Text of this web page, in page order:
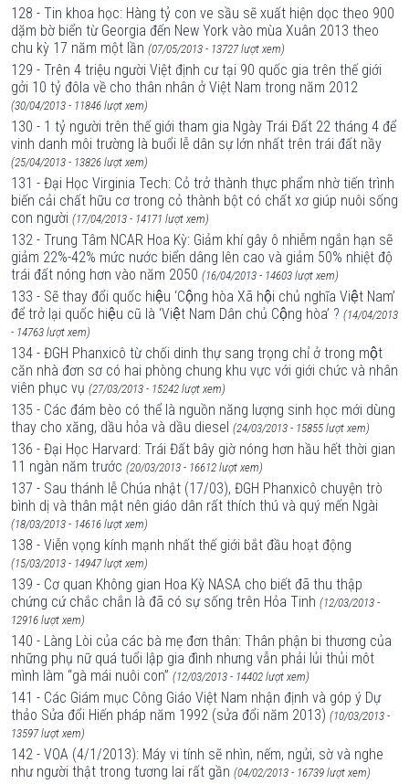
128 - Tin khoa học: Hàng tỷ con ve sầu sẽ xuất hiện dọc theo 900
dặm bờ biển từ Georgia đến New York vào mùa Xuân 2013 theo
chu kỳ 17 năm một lần (07/05/2013 - 13727 lượt xem)
129 - Trên 4 triệu người Việt định cư tại 90 quốc gia trên thế giới
gởi 10 tỷ đôla về cho thân nhân ở Việt Nam trong năm 2012
(30/04/2013 - 11846 lượt xem)
130 - 1 tỷ người trên thế giới tham gia Ngày Trái Ðất 22 tháng 4 để
vinh danh môi trường là buổi lễ dân sự lớn nhất trên trái đất nầy
(25/04/2013 - 13826 lượt xem)
131 - Đại Học Virginia Tech: Cỏ trở thành thực phẩm nhờ tiến trình
biến cải chất hữu cơ trong cỏ thành bột có chất xơ giúp nuôi sống
con người (17/04/2013 - 14171 lượt xem)
132 - Trung Tâm NCAR Hoa Kỳ: Giảm khí gây ô nhiễm ngắn hạn sẽ
giảm 22%-42% mức nước biển dâng lên cao và giảm 50% nhiệt độ
trái đất nóng hơn vào năm 2050 (16/04/2013 - 14603 lượt xem)
133 - Sẽ thay đổi quốc hiệu ‘Cộng hòa Xã hội chủ nghĩa Việt Nam’
để trở lại quốc hiệu cũ là ‘Việt Nam Dân chủ Cộng hòa’ ? (14/04/2013
- 14763 lượt xem)
134 - ĐGH Phanxicô từ chối dinh thự sang trọng chỉ ở trong một
căn nhà đơn sơ có hai phòng chung khu vực với giới chức và nhân
viên phục vụ (27/03/2013 - 15242 lượt xem)
135 - Các đám bèo có thể là nguồn năng lượng sinh học mới dùng
thay cho xăng, dầu hỏa và dầu diesel (24/03/2013 - 15855 lượt xem)
136 - Đại Học Harvard: Trái Đất bây giờ nóng hơn hầu hết thời gian
11 ngàn năm trước (20/03/2013 - 16612 lượt xem)
137 - Sau thánh lễ Chúa nhật (17/03), ĐGH Phanxicô chuyện trò
bình dị và thân mật nên giáo dân rất thích thú và quý mến Ngài
(18/03/2013 - 14616 lượt xem)
138 - Viễn vọng kính mạnh nhất thế giới bắt đầu hoạt động
(15/03/2013 - 14947 lượt xem)
139 - Cơ quan Không gian Hoa Kỳ NASA cho biết đã thu thập
chứng cứ chắc chắn là đã có sự sống trên Hỏa Tinh (12/03/2013 -
12916 lượt xem)
140 - Làng Lòi của các bà mẹ đơn thân: Thân phận bi thương của
những phụ nữ quá tuổi lập gia đình nhưng vẫn phải lủi thủi môt
mình làm “gà mái nuôi con” (12/03/2013 - 14402 lượt xem)
141 - Các Giám mục Công Giáo Việt Nam nhận định và góp ý Dự
thảo Sửa đổi Hiến pháp năm 1992 (sửa đổi năm 2013) (10/03/2013 -
13597 lượt xem)
142 - VOA (4/1/2013): Máy vi tính sẽ nhìn, nếm, ngửi, sờ và nghe
như người thật trong tương lai rất gần (04/02/2013 - 16739 lượt xem)